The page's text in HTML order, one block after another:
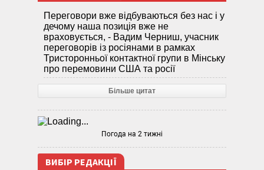
Переговори вже відбуваються без нас і у
дечому наша позиція вже не
враховується, - Вадим Черниш, учасник
переговорів із росіянами в рамках
Тристоронньої контактної групи в Мінську
про перемовини США та росії
Більше цитат
Погода на 2 тижні
ВИБІР РЕДАКЦІЇ